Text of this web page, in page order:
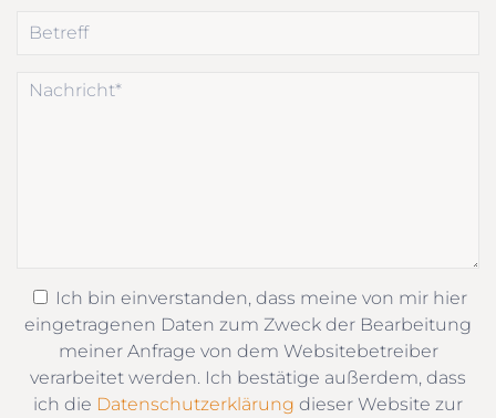
Ich bin einverstanden, dass meine von mir hier
eingetragenen Daten zum Zweck der Bearbeitung
meiner Anfrage von dem Websitebetreiber
verarbeitet werden. Ich bestätige außerdem, dass
ich die Datenschutzerklärung dieser Website zur